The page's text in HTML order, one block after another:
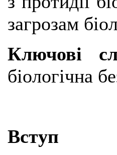
загрозам
Ключові
біологічна
Вступ